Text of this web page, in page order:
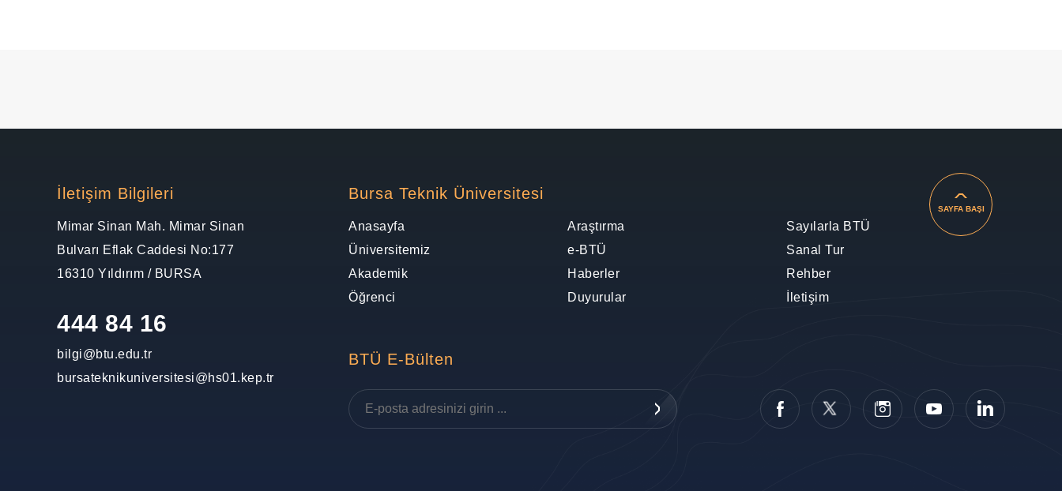
İletişim Bilgileri
Mimar Sinan Mah. Mimar Sinan
Bulvarı Eflak Caddesi No:177
16310 Yıldırım / BURSA
444 84 16
bilgi@btu.edu.tr
bursateknikuniversitesi@hs01.kep.tr
Bursa Teknik Üniversitesi
Anasayfa
Üniversitemiz
Akademik
Öğrenci
Araştırma
e-BTÜ
Haberler
Duyurular
Sayılarla BTÜ
Sanal Tur
Rehber
İletişim
BTÜ E-Bülten
SAYFA BAŞI